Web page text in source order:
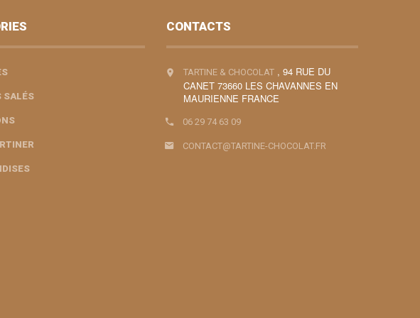
SALÉS
CONTACTS
TARTINE & CHOCOLAT , 94 RUE DU
CANET 73660 LES CHAVANNES EN
MAURIENNE FRANCE
06 29 74 63 09
CONTACT@TARTINE-CHOCOLAT.FR